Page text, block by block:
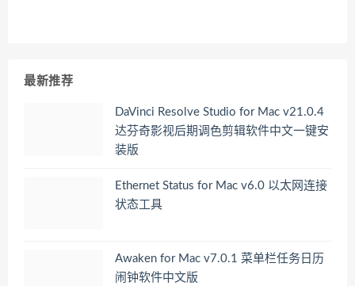
最新推荐
DaVinci Resolve Studio for Mac v21.0.4
达芬奇影视后期调色剪辑软件中文一键安
装版
Ethernet Status for Mac v6.0 以太网连接
状态工具
Awaken for Mac v7.0.1 菜单栏任务日历
闹钟软件中文版